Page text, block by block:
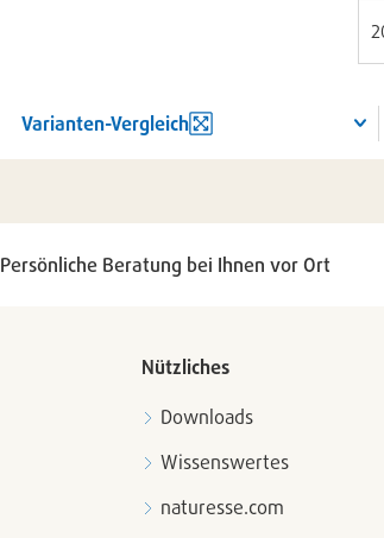
Varianten-Vergleich
Persönliche Beratung bei Ihnen vor Ort
Nützliches
Downloads
Wissenswertes
naturesse.com